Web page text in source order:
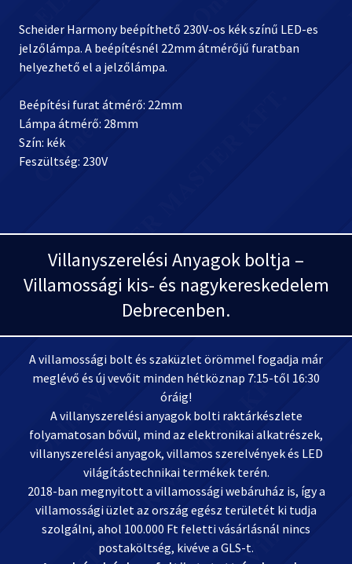
Scheider Harmony beépíthető 230V-os kék színű LED-es
jelzőlámpa. A beépítésnél 22mm átmérőjű furatban
helyezhető el a jelzőlámpa.
Beépítési furat átmérő: 22mm
Lámpa átmérő: 28mm
Szín: kék
Feszültség: 230V
Villanyszerelési Anyagok boltja –
Villamossági kis- és nagykereskedelem
Debrecenben.
A villamossági bolt és szaküzlet örömmel fogadja már
meglévő és új vevőit minden hétköznap 7:15-től 16:30
óráig!
A villanyszerelési anyagok bolti raktárkészlete
folyamatosan bővül, mind az elektronikai alkatrészek,
villanyszerelési anyagok, villamos szerelvények és LED
világítástechnikai termékek terén.
2018-ban megnyitott a villamossági webáruház is, így a
villamossági üzlet az ország egész területét ki tudja
szolgálni, ahol 100.000 Ft feletti vásárlásnál nincs
postaköltség, kivéve a GLS-t.